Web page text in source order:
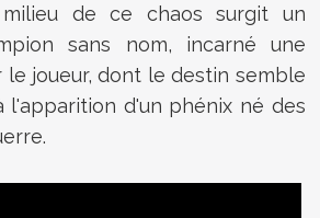
milieu de ce chaos surgit un
sans nom, incarné une
joueur, dont le destin semble
d'un phénix né des